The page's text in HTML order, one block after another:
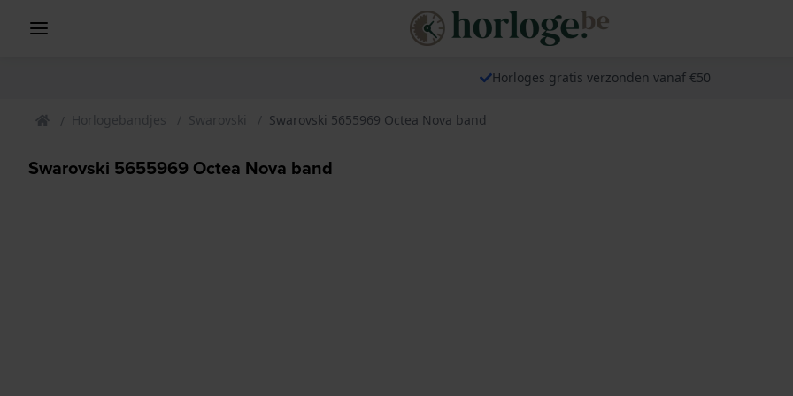
Horloges gratis verzonden vanaf €50
Horlogebandjes Swarovski Swarovski 5655969 Octea Nova band
Swarovski 5655969 Octea Nova band